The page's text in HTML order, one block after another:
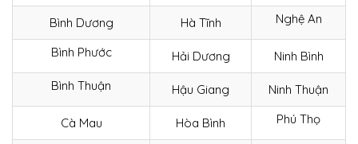
Bình Dương Hà Tĩnh Nghệ An
Bình Phước Hải Dương
Ninh Bình
Bình Thuận
Hậu Giang Ninh Thuận
Cà Mau Hòa Bình Phú Thọ